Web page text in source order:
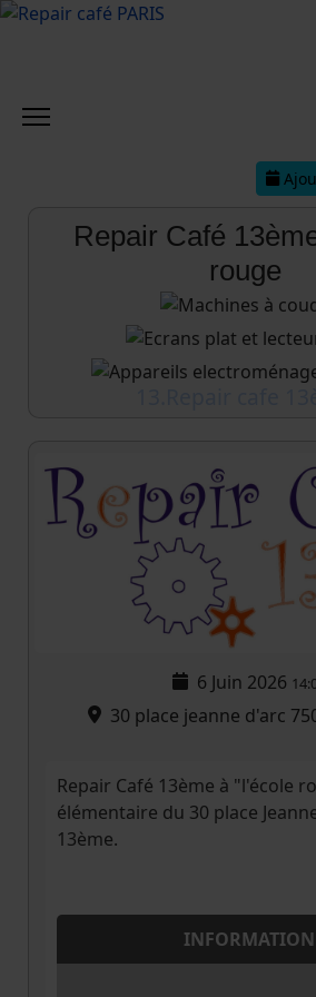
Repair Café
rouge
6 Juin 2026
30 place jeanne d'arc
Repair Café 13ème à "l'école
élémentaire du 30 place
13ème.
INFORMATION